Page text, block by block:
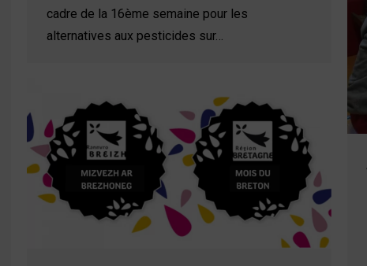
cadre de la 16ème semaine pour les
alternatives aux pesticides sur…